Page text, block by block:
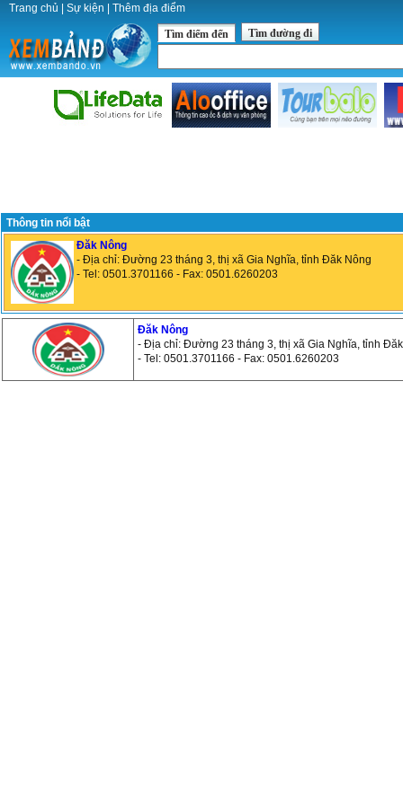
Trang chủ Sự kiện Thêm địa điểm
Tìm điểm đến Tìm đường đi
Thông tin nổi bật
Đăk Nông
- Địa chỉ: Đường 23 tháng 3, thị xã Gia Nghĩa, tỉnh Đăk Nông
- Tel: 0501.3701166 - Fax: 0501.6260203
Đăk Nông
- Địa chỉ: Đường 23 tháng 3, thị xã Gia Nghĩa, tỉnh
- Tel: 0501.3701166 - Fax: 0501.6260203